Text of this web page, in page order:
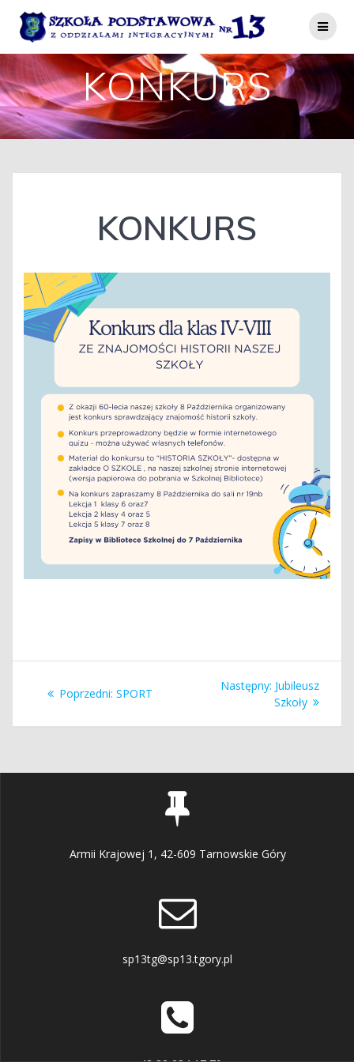
do
treści
KONKURS
KONKURS
wpisu
Poprzedni: Poprzedni
SPORT
Następny: Następny
wpis:
Jubileusz
Szkoły
Armii Krajowej 1, 42-609 Tarnowskie Góry
sp13tg@sp13.tgory.pl